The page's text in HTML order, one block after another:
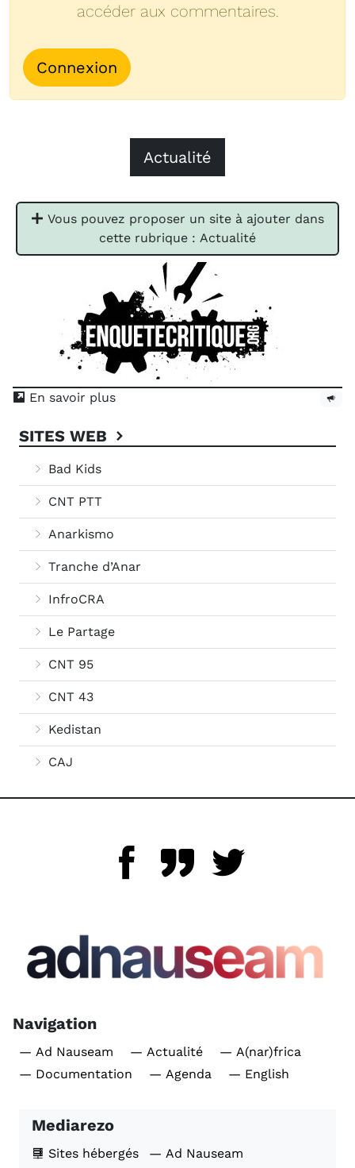
accéder aux commentaires.
Connexion
Actualité
Vous pouvez proposer un site à ajouter dans
cette rubrique : Actualité
En savoir plus
SITES WEB
Bad Kids
CNT PTT
Anarkismo
Tranche d’Anar
InfroCRA
Le Partage
CNT 95
CNT 43
Kedistan
CAJ
Navigation
— Ad Nauseam — Actualité
— A(nar)frica
— Documentation
— Agenda — English
Mediarezo
Sites hébergés
— Ad Nauseam